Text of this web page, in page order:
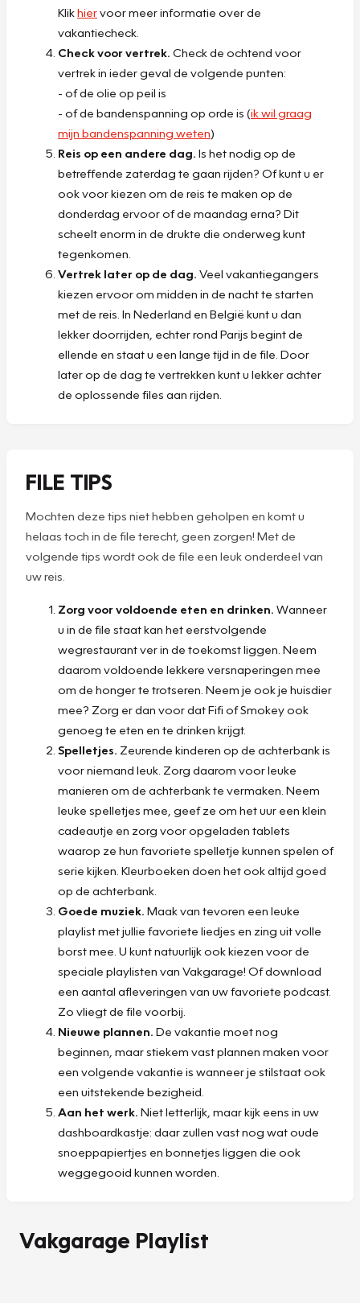
Klikhiervoor meer informatie over de
vakantiecheck.
Check voor vertrek. Check de ochtend voor
vertrek in ieder geval de volgende punten:
- of de olie op peil is
- of de bandenspanning op orde is (ik wil graag
mijn bandenspanning weten)
Reis op een andere dag. Is het nodig op de
betreffende zaterdag te gaan rijden? Of kunt u er
ook voor kiezen om de reis te maken op de
donderdag ervoor of de maandag erna? Dit
scheelt enorm in de drukte die onderweg kunt
tegenkomen.
Vertrek later op de dag. Veel vakantiegangers
kiezen ervoor om midden in de nacht te starten
met de reis. In Nederland en België kunt u dan
lekker doorrijden, echter rond Parijs begint de
ellende en staat u een lange tijd in de file. Door
later op de dag te vertrekken kunt u lekker achter
de oplossende files aan rijden.
FILE TIPS
Mochten deze tips niet hebben geholpen en komt u
helaas toch in de file terecht, geen zorgen! Met de
volgende tips wordt ook de file een leuk onderdeel van
uw reis.
Zorg voor voldoende eten en drinken. Wanneer
u in de file staat kan het eerstvolgende
wegrestaurant ver in de toekomst liggen. Neem
daarom voldoende lekkere versnaperingen mee
om de honger te trotseren. Neem je ook je huisdier
mee? Zorg er dan voor dat Fifi of Smokey ook
genoeg te eten en te drinken krijgt.
Spelletjes. Zeurende kinderen op de achterbank is
voor niemand leuk. Zorg daarom voor leuke
manieren om de achterbank te vermaken. Neem
leuke spelletjes mee, geef ze om het uur een klein
cadeautje en zorg voor opgeladen tablets
waarop ze hun favoriete spelletje kunnen spelen of
serie kijken. Kleurboeken doen het ook altijd goed
op de achterbank.
Goede muziek. Maak van tevoren een leuke
playlist met jullie favoriete liedjes en zing uit volle
borst mee. U kunt natuurlijk ook kiezen voor de
speciale playlisten van Vakgarage! Of download
een aantal afleveringen van uw favoriete podcast.
Zo vliegt de file voorbij.
Nieuwe plannen. De vakantie moet nog
beginnen, maar stiekem vast plannen maken voor
een volgende vakantie is wanneer je stilstaat ook
een uitstekende bezigheid.
Aan het werk. Niet letterlijk, maar kijk eens in uw
dashboardkastje: daar zullen vast nog wat oude
snoeppapiertjes en bonnetjes liggen die ook
weggegooid kunnen worden.
Vakgarage Playlist